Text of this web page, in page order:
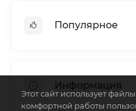
Популярное
Морозильные камеры
Сушильные машины
Телевизоры
Информация
Этот сайт использует
комфортной работы